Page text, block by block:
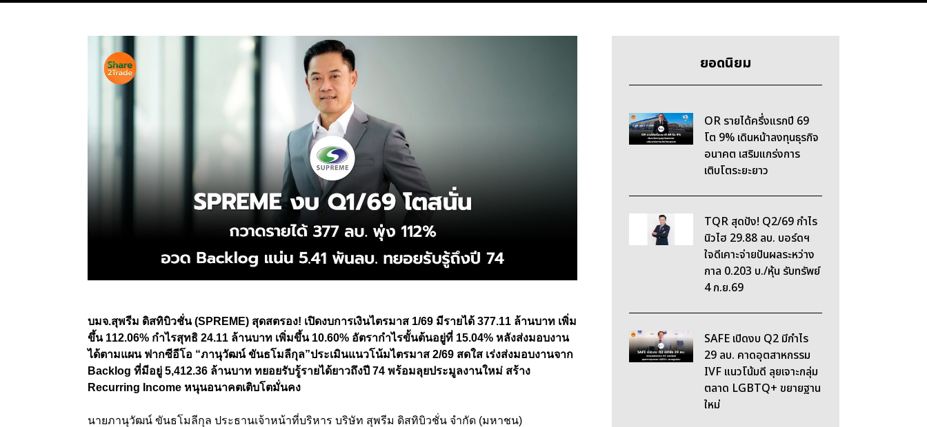
บมจ.สุพรีม ดิสทิบิวชั่น (SPREME) สุดสตรอง! เปิดงบการเงินไตรมาส 1/69 มีรายได้ 377.11 ล้านบาท เพิ่ม
ขึ้น 112.06% กำไรสุทธิ 24.11 ล้านบาท เพิ่มขึ้น 10.60% อัตรากำไรขั้นต้นอยู่ที่ 15.04% หลังส่งมอบงาน
ได้ตามแผน ฟากซีอีโอ “ภานุวัฒน์ ขันธโมลีกุล”ประเมินแนวโน้มไตรมาส 2/69 สดใส เร่งส่งมอบงานจาก
Backlog ที่มีอยู่ 5,412.36 ล้านบาท ทยอยรับรู้รายได้ยาวถึงปี 74 พร้อมลุยประมูลงานใหม่ สร้าง
Recurring Income หนุนอนาคตเติบโตมั่นคง
นายภานุวัฒน์ ขันธโมลีกุล ประธานเจ้าหน้าที่บริหาร บริษัท สุพรีม ดิสทิบิวชั่น จำกัด (มหาชน)
ยอดนิยม
OR รายได้ครึ่งแรกปี 69
โต 9% เดินหน้าลงทุนธุรกิจ
อนาคต เสริมแกร่งการ
เติบโตระยะยาว
TQR สุดปัง! Q2/69 กำไร
นิวไฮ 29.88 ลบ. บอร์ดฯ
ใจดีเคาะจ่ายปันผลระหว่าง
กาล 0.203 บ./หุ้น รับทรัพย์
4 ก.ย.69
SAFE เปิดงบ Q2 มีกำไร
29 ลบ. คาดอุตสาหกรรม
IVF แนวโน้มดี ลุยเจาะกลุ่ม
ตลาด LGBTQ+ ขยายฐาน
ใหม่